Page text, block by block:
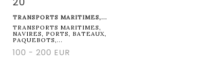
TRANSPORTS MARITIMES,...
TRANSPORTS MARITIMES,
NAVIRES, PORTS, BATEAUX,
PAQUEBOTS,...
100 - 200 EUR